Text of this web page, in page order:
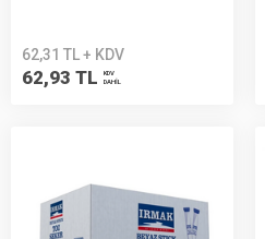
62,31 TL + KDV
62,93 TL
KDV
DAHİL